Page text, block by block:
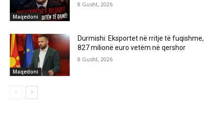
Maqedoni
8 Gusht, 2026
Maqedoni
Durmishi: Eksportet në rritje të fuqishme,
827 milionë euro vetëm në qershor
8 Gusht, 2026